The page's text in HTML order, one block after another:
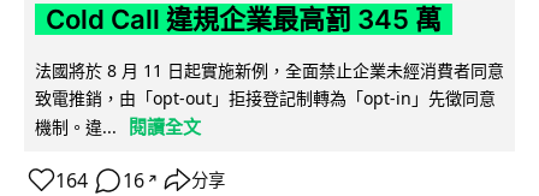
Cold Call 違規企業最高罰 345 萬
法國將於 8 月 11 日起實施新例，全面禁止企業未經消費者同意
致電推銷，由「opt-out」拒接登記制轉為「opt-in」先徵同意
機制。違...
閱讀全文
164 16 ↗ 分享